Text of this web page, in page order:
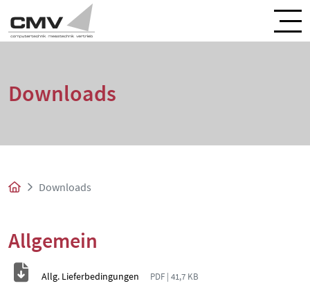
Downloads
Downloads
Allgemein
Allg. Lieferbedingungen PDF | 41,7 KB